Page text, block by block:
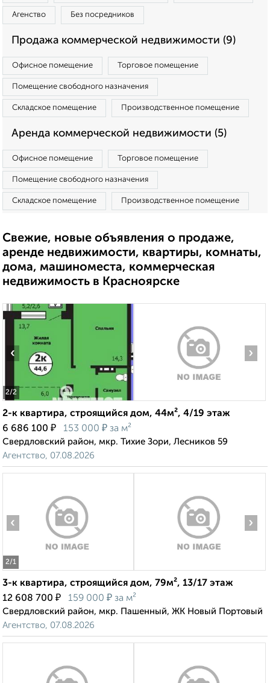
Агенство Без посредников
Продажа коммерческой недвижимости (9)
Офисное помещение Торговое помещение
Помещение свободного назначения
Складское помещение Производственное помещение
Аренда коммерческой недвижимости (5)
Офисное помещение Торговое помещение
Помещение свободного назначения
Складское помещение Производственное помещение
Свежие, новые объявления о продаже,
аренде недвижимости, квартиры, комнаты,
дома, машиноместа, коммерческая
недвижимость в Красноярске
2/2
‹ ›
2-к квартира, строящийся дом, 44м², 4/19 этаж
6 686 100 ₽ 153 000 ₽ за м²
Свердловский район, мкр. Тихие Зори, Лесников 59
Агентство, 07.08.2026
2/1
‹ ›
3-к квартира, строящийся дом, 79м², 13/17 этаж
12 608 700 ₽ 159 000 ₽ за м²
Свердловский район, мкр. Пашенный, ЖК Новый Портовый
Агентство, 07.08.2026